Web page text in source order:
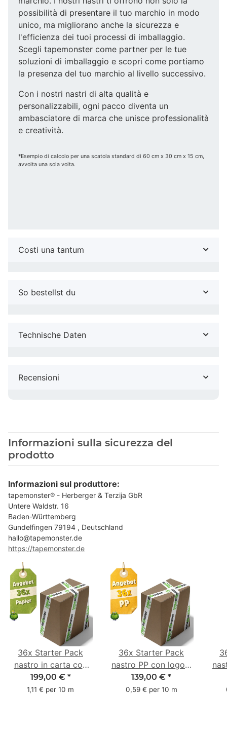
possibilità di presentare il tuo marchio in modo
unico, ma migliorano anche la sicurezza e
l'efficienza dei tuoi processi di imballaggio.
Scegli tapemonster come partner per le tue
soluzioni di imballaggio e scopri come portiamo
la presenza del tuo marchio al livello successivo.
Con i nostri nastri di alta qualità e
personalizzabili, ogni pacco diventa un
ambasciatore di marca che unisce professionalità
e creatività.
*Esempio di calcolo per una scatola standard di 60 cm x 30 cm x 15 cm,
avvolta una sola volta.
Costi una tantum
So bestellst du
Technische Daten
Recensioni
Informazioni sulla sicurezza del
prodotto
Informazioni sul produttore:
tapemonster® - Herberger & Terzija GbR
Untere Waldstr. 16
Baden-Württemberg
Gundelfingen 79194 , Deutschland
hallo@tapemonster.de
https://tapemonster.de
36x Starter Pack
nastro in carta con
logo - 1 colore - 50
mm x 50 m - caucciù
199,00 € *
1,11 € per 10 m
36x Starter Pack
nastro PP con logo -
1 colore - 48 mm x
66 m
139,00 € *
0,59 € per 10 m